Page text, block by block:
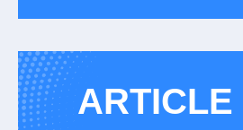
ARTICLE